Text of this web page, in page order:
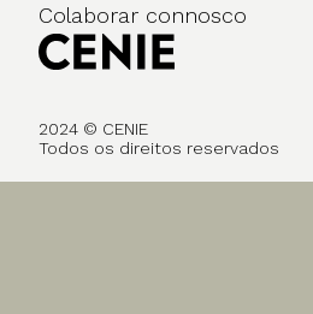
Colaborar connosco
2024 © CENIE
Todos os direitos reservados